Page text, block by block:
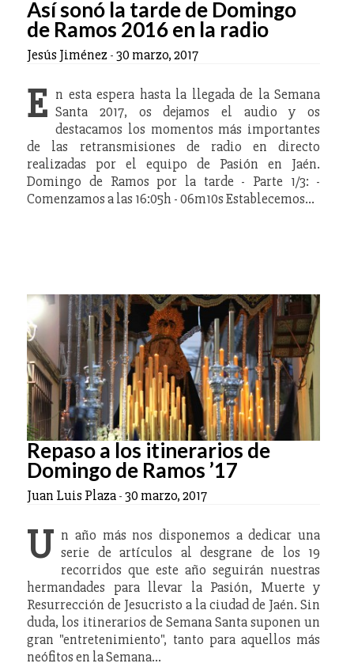
Así sonó la tarde de Domingo
de Ramos 2016 en la radio
Jesús Jiménez-30 marzo, 2017
E n esta espera hasta la llegada de la Semana
Santa 2017, os dejamos el audio y os
destacamos los momentos más importantes
de las retransmisiones de radio en directo
realizadas por el equipo de Pasión en Jaén.
Domingo de Ramos por la tarde - Parte 1/3: -
Comenzamos a las 16:05h - 06m10s Establecemos…
Repaso a los itinerarios de
Domingo de Ramos ’17
Juan Luis Plaza-30 marzo, 2017
U n año más nos disponemos a dedicar una
serie de artículos al desgrane de los 19
recorridos que este año seguirán nuestras
hermandades para llevar la Pasión, Muerte y
Resurrección de Jesucristo a la ciudad de Jaén. Sin
duda, los itinerarios de Semana Santa suponen un
gran "entretenimiento", tanto para aquellos más
neófitos en la Semana…